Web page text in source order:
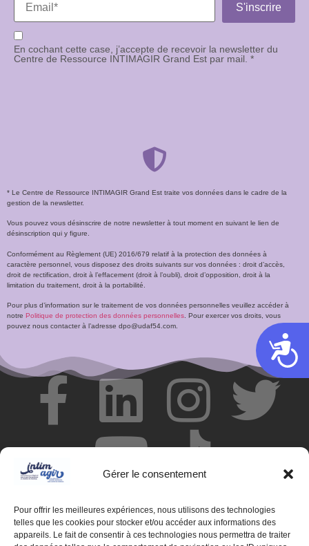
Gérer le consentement
Pour offrir les meilleures expériences, nous utilisons des technologies
telles que les cookies pour stocker et/ou accéder aux informations des
appareils. Le fait de consentir à ces technologies nous permettra de traiter
En cochant cette case, j’accepte de recevoir la newsletter du
Centre de Ressource INTIMAGIR Grand Est par mail. *
* Le Centre de Ressource INTIMAGIR Grand Est traite vos données dans le cadre de la
gestion de la newsletter.
Vous pouvez vous désinscrire de notre newsletter à tout moment en suivant le lien de
désinscription qui y figure.
Conformément au Règlement (UE) 2016/679 relatif à la protection des données à
caractère personnel, vous disposez des droits suivants sur vos données : droit d’accès,
droit de rectification, droit à l’effacement (droit à l’oubli), droit d’opposition, droit à la
limitation du traitement, droit à la portabilité.
Pour plus d’information sur le traitement de vos données personnelles veuillez accéder à
notre Politique de protection des données personnelles. Pour exercer vos droits, vous
pouvez nous contacter à l’adresse dpo@udaf54.com.